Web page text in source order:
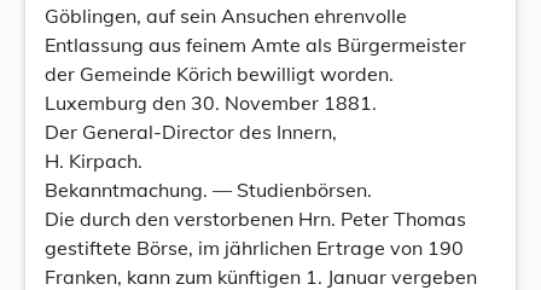
Göblingen, auf sein Ansuchen ehrenvolle
Entlassung aus feinem Amte als Bürgermeister
der Gemeinde Körich bewilligt worden.
Luxemburg den 30. November 1881.
Der General-Director des Innern,
H. Kirpach.
Bekanntmachung. — Studienbörsen.
Die durch den verstorbenen Hrn. Peter Thomas
gestiftete Börse, im jährlichen Ertrage von 190
Franken, kann zum künftigen 1. Januar vergeben